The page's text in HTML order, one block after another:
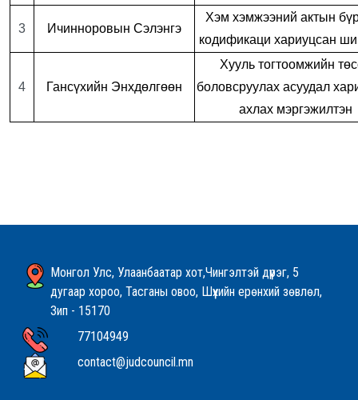
3 Ичинноровын Сэлэнгэ
Хэм хэмжээний актын
кодификаци хариуцсан
4 Гансүхийн Энхдөлгөөн
Хууль тогтоомжийн
боловсруулах асуудал
ахлах мэргэжилтэн
Монгол Улс, Улаанбаатар хот,Чингэлтэй дүүрэг, 5
дугаар хороо, Тасганы овоо, Шүүхийн ерөнхий зөвлөл,
Зип - 15170
77104949
contact@judcouncil.mn